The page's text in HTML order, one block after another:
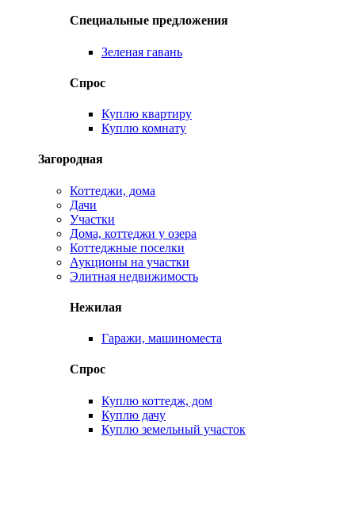
Специальные предложения
Зеленая гавань
Спрос
Куплю квартиру
Куплю комнату
Загородная
Коттеджи, дома
Дачи
Участки
Дома, коттеджи у озера
Коттеджные поселки
Аукционы на участки
Элитная недвижимость
Нежилая
Гаражи, машиноместа
Спрос
Куплю коттедж, дом
Куплю дачу
Куплю земельный участок